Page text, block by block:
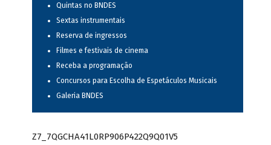
Quintas no BNDES
Sextas instrumentais
Reserva de ingressos
Filmes e festivais de cinema
Receba a programação
Concursos para Escolha de Espetáculos Musicais
Galeria BNDES
Z7_7QGCHA41L0RP906P422Q9Q01V5